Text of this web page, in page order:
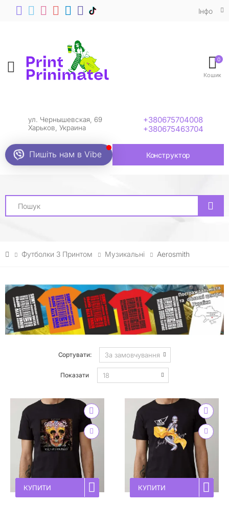
Iнфо
Toggle mobile menu
ул. Чернышевская, 69
Харьков, Украина
+380675704008
+380675463704
Пишіть нам в Viber Конструктор
Search
0
Кошик
Футболки Aerosmith
Футболки З Принтом Музикальні Aerosmith
Сортувати:
Показати
КУПИТИ КУПИТИ